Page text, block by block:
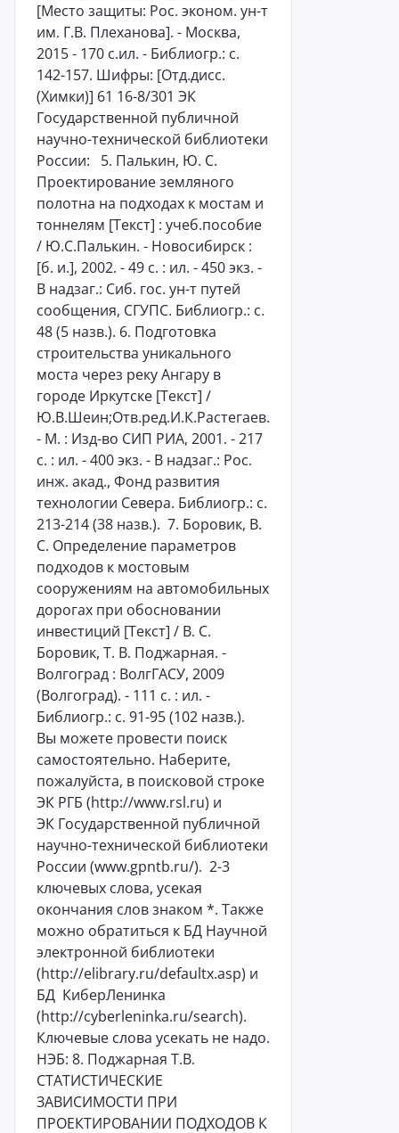
[Место защиты: Рос. эконом. ун-т
им. Г.В. Плеханова]. - Москва,
2015 - 170 с.ил. - Библиогр.: с.
142-157. Шифры: [Отд.дисс.
(Химки)] 61 16-8/301 ЭК
Государственной публичной
научно-технической библиотеки
России: 5. Палькин, Ю. С.
Проектирование земляного
полотна на подходах к мостам и
тоннелям [Текст] : учеб.пособие
/ Ю.С.Палькин. - Новосибирск :
[б. и.], 2002. - 49 с. : ил. - 450 экз. -
В надзаг.: Сиб. гос. ун-т путей
сообщения, СГУПС. Библиогр.: с.
48 (5 назв.). 6. Подготовка
строительства уникального
моста через реку Ангару в
городе Иркутске [Текст] /
Ю.В.Шеин;Отв.ред.И.К.Растегаев.
- М. : Изд-во СИП РИА, 2001. - 217
с. : ил. - 400 экз. - В надзаг.: Рос.
инж. акад., Фонд развития
технологии Севера. Библиогр.: с.
213-214 (38 назв.). 7. Боровик, В.
С. Определение параметров
подходов к мостовым
сооружениям на автомобильных
дорогах при обосновании
инвестиций [Текст] / В. С.
Боровик, Т. В. Поджарная. -
Волгоград : ВолгГАСУ, 2009
(Волгоград). - 111 с. : ил. -
Библиогр.: с. 91-95 (102 назв.).
Вы можете провести поиск
самостоятельно. Наберите,
пожалуйста, в поисковой строке
ЭК РГБ (http://www.rsl.ru) и
ЭК Государственной публичной
научно-технической библиотеки
России (www.gpntb.ru/). 2-3
ключевых слова, усекая
окончания слов знаком *. Также
можно обратиться к БД Научной
электронной библиотеки
(http://elibrary.ru/defaultx.asp) и
БД КиберЛенинка
(http://cyberleninka.ru/search).
Ключевые слова усекать не надо.
НЭБ: 8. Поджарная Т.В.
СТАТИСТИЧЕСКИЕ
ЗАВИСИМОСТИ ПРИ
ПРОЕКТИРОВАНИИ ПОДХОДОВ К